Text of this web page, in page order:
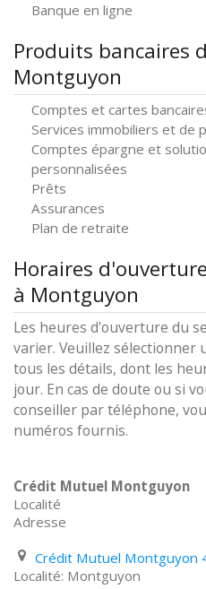
Banque en ligne
Produits bancaires
Montguyon
Comptes et cartes
Services immobiliers et de
Comptes épargne et
personnalisées
Prêts
Assurances
Plan de retraite
Horaires
à Montguyon
Les heures d'ouverture du
varier. Veuillez sélectionner
tous les détails, dont les
jour. En cas de doute ou si
conseiller par téléphone,
numéros fournis.
Crédit Mutuel Montguyon
Localité
Adresse
Montguyon